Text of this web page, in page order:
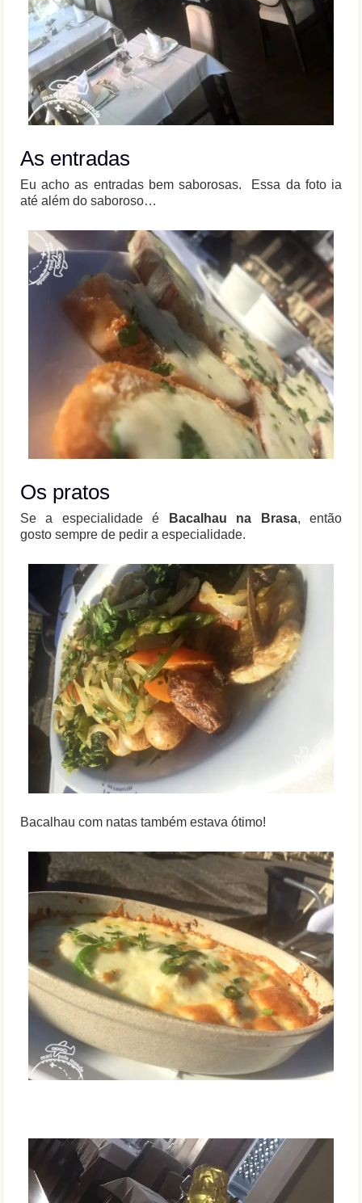
As entradas
Eu acho as entradas bem saborosas. Essa da foto ia
até além do saboroso…
Os pratos
Se a especialidade é Bacalhau na Brasa, então
gosto sempre de pedir a especialidade.
Bacalhau com natas também estava ótimo!